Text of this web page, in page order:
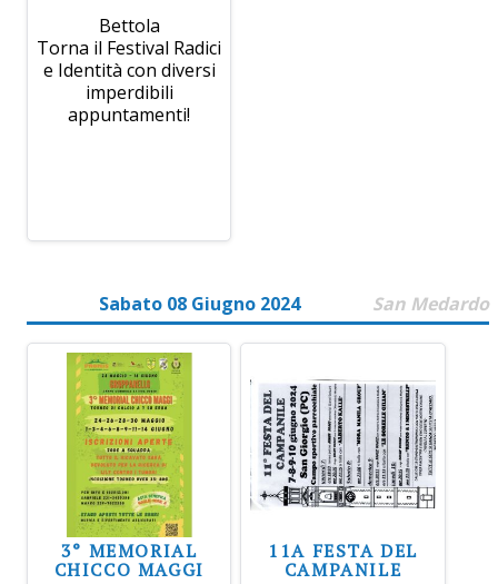
Bettola
Torna il Festival Radici
e Identità con diversi
imperdibili
appuntamenti!
Sabato 08 Giugno 2024 San Medardo
3° MEMORIAL
CHICCO MAGGI
11A FESTA DEL
CAMPANILE